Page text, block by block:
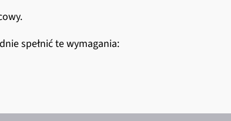
spełnić te wymagania: